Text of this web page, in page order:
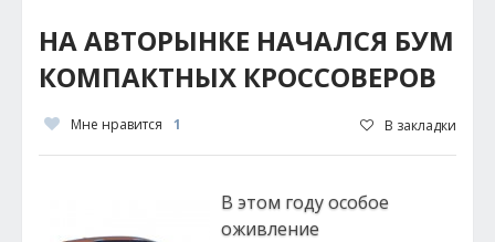
НА АВТОРЫНКЕ НАЧАЛСЯ БУМ
КОМПАКТНЫХ КРОССОВЕРОВ
Мне нравится 1 В закладки
В этом году особое
оживление